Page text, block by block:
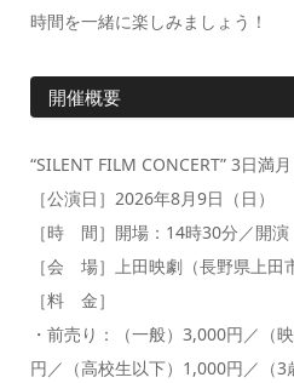
時間を一緒に楽しみましょう！
開催概要
“SILENT FILM CONCERT” 3日満
［公演日］2026年8月9日（日）
［時 間］開場：14時30分／開演
［会 場］上田映劇（長野県上田
［料 金］
・前売り：（一般）3,000円／（
円／（高校生以下）1,000円／（3